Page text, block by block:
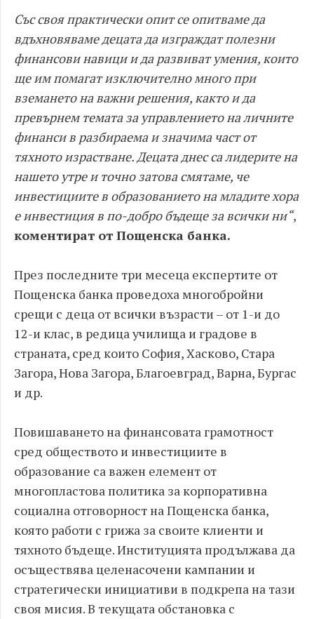
Със своя практически опит се опитваме да
вдъхновяваме децата да изграждат полезни
финансови навици и да развиват умения, които
ще им помагат изключително много при
вземането на важни решения, както и да
превърнем темата за управлението на личните
финанси в разбираема и значима част от
тяхното израстване. Децата днес са лидерите на
нашето утре и точно затова смятаме, че
инвестициите в образованието на младите хора
е инвестиция в по-добро бъдеще за всички ни“,
коментират от Пощенска банка.
През последните три месеца експертите от
Пощенска банка проведоха многобройни
срещи с деца от всички възрасти – от 1-и до
12-и клас, в редица училища и градове в
страната, сред които София, Хасково, Стара
Загора, Нова Загора, Благоевград, Варна, Бургас
и др.
Повишаването на финансовата грамотност
сред обществото и инвестициите в
образование са важен елемент от
многопластова политика за корпоративна
социална отговорност на Пощенска банка,
която работи с грижа за своите клиенти и
тяхното бъдеще. Институцията продължава да
осъществява целенасочени кампании и
стратегически инициативи в подкрепа на тази
своя мисия. В текущата обстановка с